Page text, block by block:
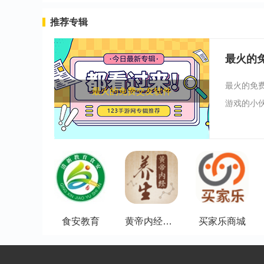
推荐专辑
最火的免费交友软件
最火的
最火的免
游戏的小
食安教育 黄帝内经养生 买家乐商城